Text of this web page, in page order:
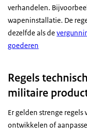
verhandelen.
wapeninstallatie. De
dezelfde als de
goederen
Regels
militaire
Er gelden strenge
ontwikkelen of